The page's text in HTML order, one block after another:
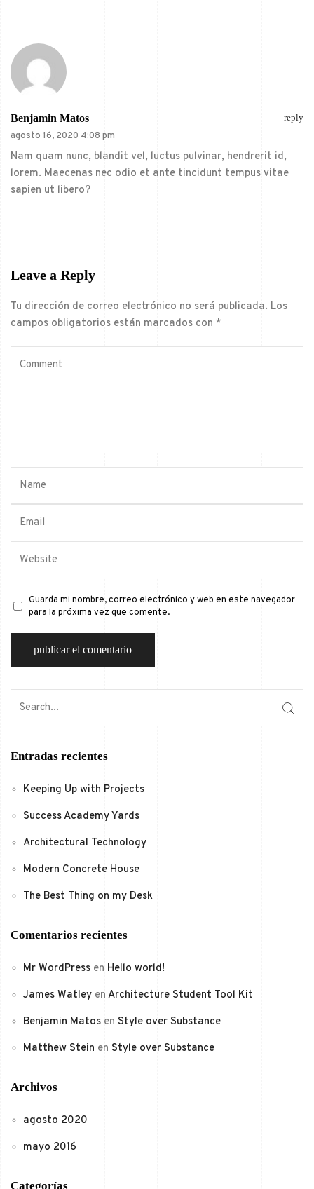
Benjamin Matos reply
agosto 16, 2020 4:08 pm
Nam quam nunc, blandit vel, luctus pulvinar, hendrerit id,
lorem. Maecenas nec odio et ante tincidunt tempus vitae
sapien ut libero?
Leave a Reply
Tu dirección de correo electrónico no será publicada. Los
campos obligatorios están marcados con *
Guarda mi nombre, correo electrónico y web en este navegador
para la próxima vez que comente.
Entradas recientes
Keeping Up with Projects
Success Academy Yards
Architectural Technology
Modern Concrete House
The Best Thing on my Desk
Comentarios recientes
Mr WordPress en Hello world!
James Watley en Architecture Student Tool Kit
Benjamin Matos en Style over Substance
Matthew Stein en Style over Substance
Archivos
agosto 2020
mayo 2016
Categorías